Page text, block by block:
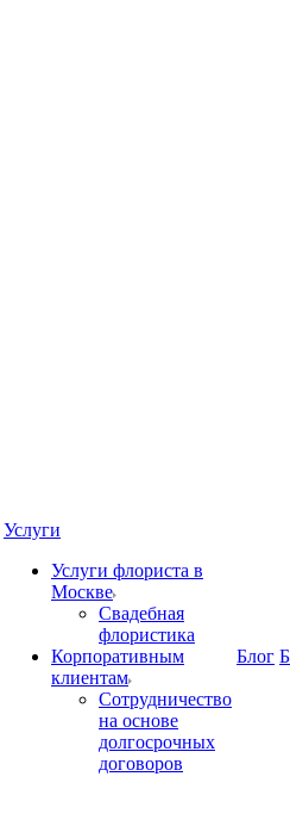
Услуги
Услуги флориста в
Москве
Свадебная
флористика
Корпоративным
клиентам
Сотрудничество
на основе
долгосрочных
договоров
Блог